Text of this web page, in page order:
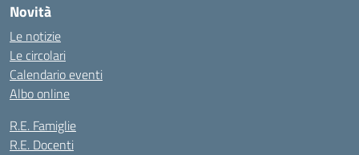
Novità
Le notizie
Le circolari
Calendario eventi
Albo online
R.E. Famiglie
R.E. Docenti